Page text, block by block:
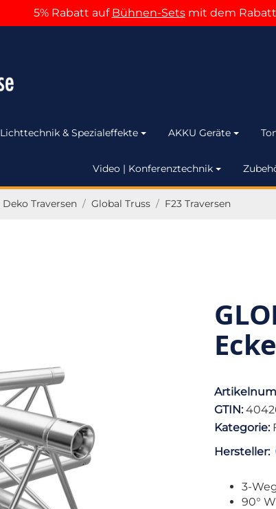
5% Rabatt auf Bühnen-Setsmit dem
Lichttechnik & Spezialeffekte AKKU Geräte
Video | Konferenztechnik
Deko Traversen / Global Truss / F23 Traversen
GTIN:
Kategorie:
Hersteller:
3-
90°